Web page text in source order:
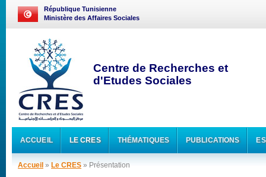
République Tunisienne
Ministère des Affaires Sociales
Centre de Recherches et
d'Etudes Sociales
ACCUEIL LE CRES THÉMATIQUES PUBLICATIONS
Accueil » Le CRES » Présentation